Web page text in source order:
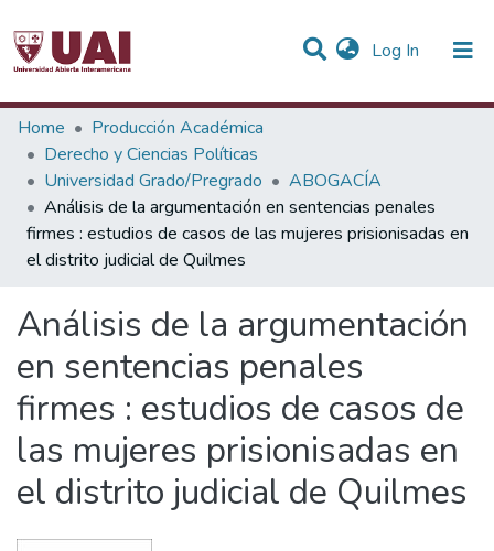
Log In (current)
Statistics
Communities & Collections
All of DSpace
Home
Producción Académica
Derecho y Ciencias Políticas
Universidad Grado/Pregrado
ABOGACÍA
Análisis de la argumentación en sentencias penales
firmes : estudios de casos de las mujeres prisionisadas en
el distrito judicial de Quilmes
Análisis de la argumentación
en sentencias penales
firmes : estudios de casos de
las mujeres prisionisadas en
el distrito judicial de Quilmes